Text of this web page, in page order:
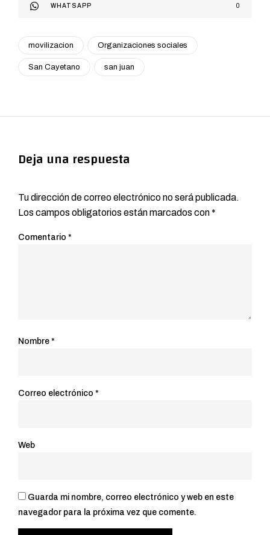
WHATSAPP 0
movilizacion Organizaciones sociales
San Cayetano san juan
Deja una respuesta
Tu dirección de correo electrónico no será publicada.
Los campos obligatorios están marcados con*
Comentario *
Nombre *
Correo electrónico *
Web
Guarda mi nombre, correo electrónico y web en este
navegador para la próxima vez que comente.